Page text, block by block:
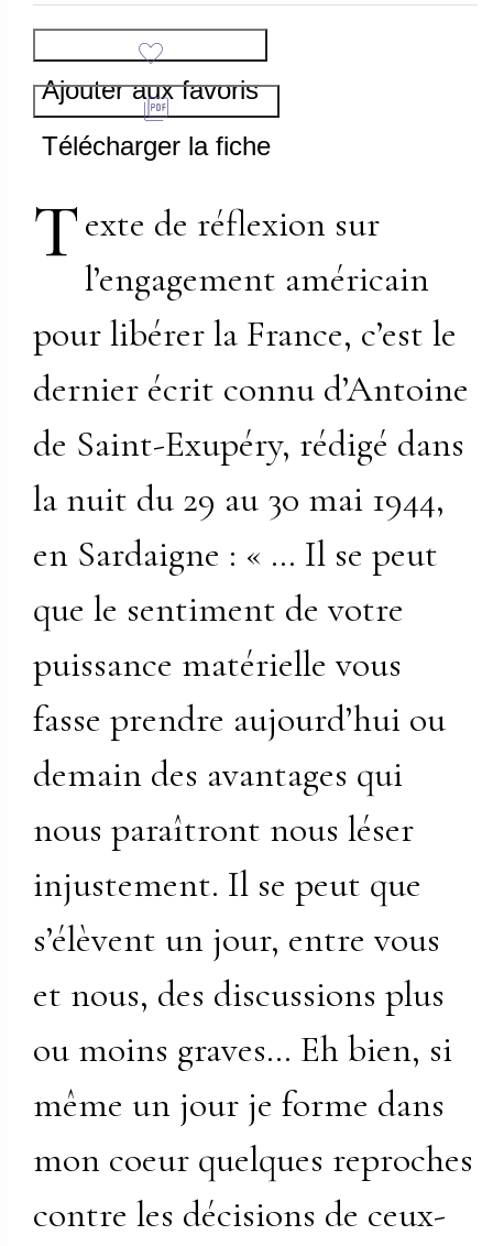
Ajouter aux favoris
Télécharger la fiche
Texte de réflexion sur
l’engagement américain
pour libérer la France, c’est le
dernier écrit connu d’Antoine
de Saint-Exupéry, rédigé dans
la nuit du 29 au 30 mai 1944,
en Sardaigne : « … Il se peut
que le sentiment de votre
puissance matérielle vous
fasse prendre aujourd’hui ou
demain des avantages qui
nous paraîtront nous léser
injustement. Il se peut que
s’élèvent un jour, entre vous
et nous, des discussions plus
ou moins graves… Eh bien, si
même un jour je forme dans
mon coeur quelques reproches
contre les décisions de ceux-